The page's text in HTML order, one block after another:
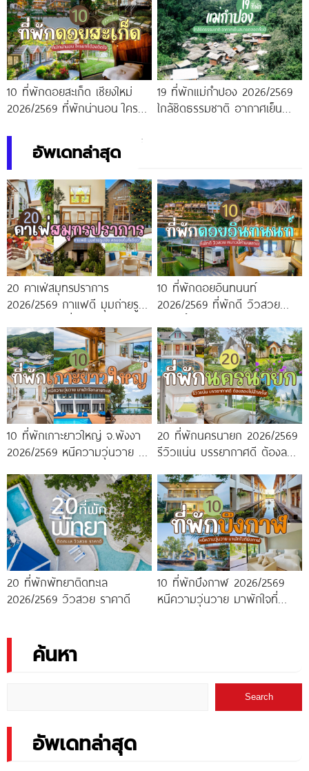
10 ที่พักดอยสะเก็ด เชียงใหม่
2026/2569 ที่พักน่านอน ใครมา
19 ที่พักแม่กำปอง 2026/2569
ใกล้ชิดธรรมชาติ อากาศเย็น
อัพเดทล่าสุด
20 คาเฟ่สมุทรปราการ
2026/2569 กาแฟดี มุมถ่ายรูป
10 ที่พักดอยอินทนนท์
2026/2569 ที่พักดี วิวสวย
10 ที่พักเกาะยาวใหญ่ จ.พังงา
2026/2569 หนีความวุ่นวาย มา
20 ที่พักนครนายก 2026/2569
รีวิวแน่น บรรยากาศดี ต้องลอง
20 ที่พักพัทยาติดทะเล
2026/2569 วิวสวย ราคาดี
10 ที่พักบึงกาฬ 2026/2569
หนีความวุ่นวาย มาพักใจที่
ค้นหา
Search
อัพเดทล่าสุด